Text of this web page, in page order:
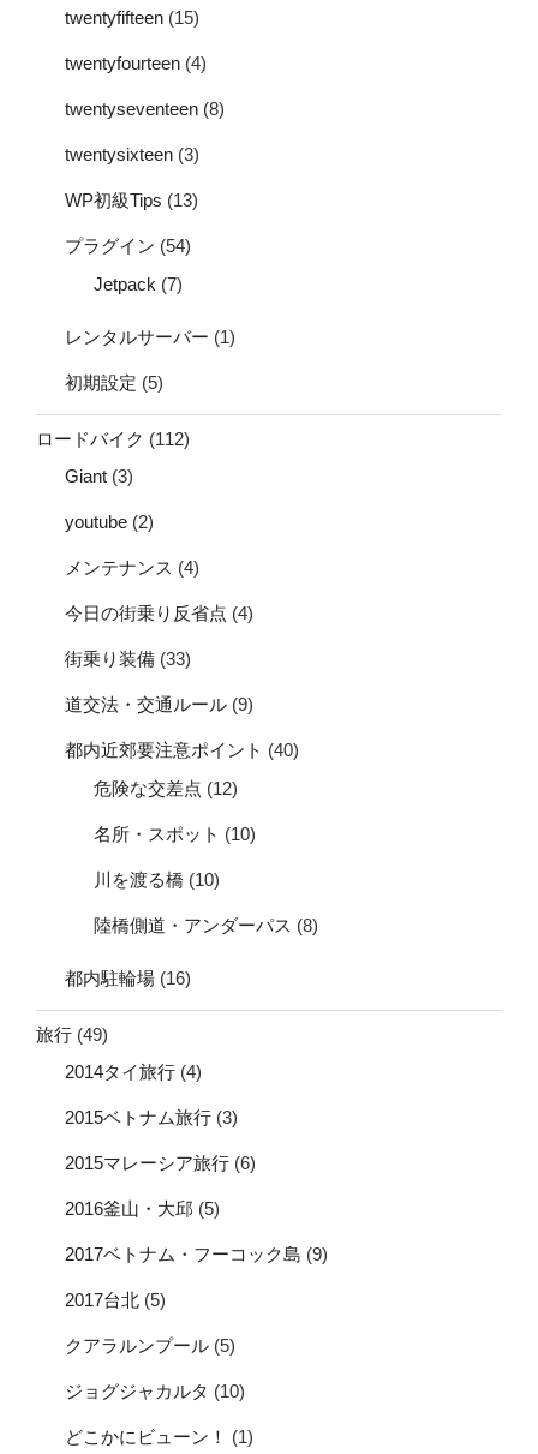
twentyfifteen (15)
twentyfourteen (4)
twentyseventeen (8)
twentysixteen (3)
WP初級Tips (13)
プラグイン (54)
Jetpack (7)
レンタルサーバー (1)
初期設定 (5)
ロードバイク (112)
Giant (3)
youtube (2)
メンテナンス (4)
今日の街乗り反省点 (4)
街乗り装備 (33)
道交法・交通ルール (9)
都内近郊要注意ポイント (40)
危険な交差点 (12)
名所・スポット (10)
川を渡る橋 (10)
陸橋側道・アンダーパス (8)
都内駐輪場 (16)
旅行 (49)
2014タイ旅行 (4)
2015ベトナム旅行 (3)
2015マレーシア旅行 (6)
2016釜山・大邱 (5)
2017ベトナム・フーコック島 (9)
2017台北 (5)
クアラルンプール (5)
ジョグジャカルタ (10)
どこかにビューン！ (1)